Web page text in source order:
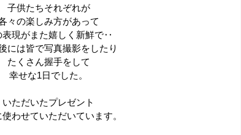
子供たちそれぞれが
々の楽しみ方があって
表現がまた嬉しく新鮮で‥
には皆で写真撮影をしたり
たくさん握手をして
幸せな1日でした。
いただいたプレゼント
わせていただいています。